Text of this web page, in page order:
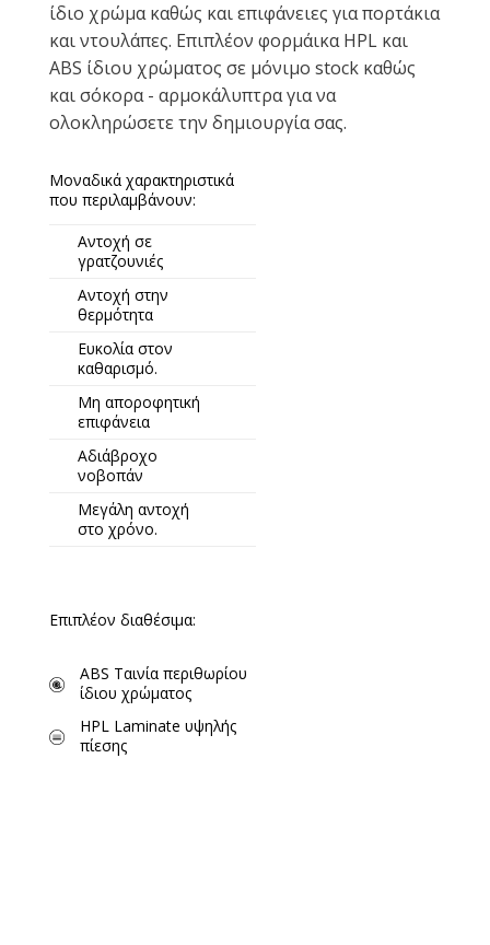
ίδιο χρώμα καθώς και επιφάνειες για πορτάκια
και ντουλάπες. Επιπλέον φορμάικα HPL και
ABS ίδιου χρώματος σε μόνιμο stock καθώς
και σόκορα - αρμοκάλυπτρα για να
ολοκληρώσετε την δημιουργία σας.
Μοναδικά χαρακτηριστικά
που περιλαμβάνουν:
Αντοχή σε
γρατζουνιές
Αντοχή στην
θερμότητα
Ευκολία στον
καθαρισμό.
Μη αποροφητική
επιφάνεια
Αδιάβροχο
νοβοπάν
Μεγάλη αντοχή
στο χρόνο.
Επιπλέον διαθέσιμα:
ABS Ταινία περιθωρίου
ίδιου χρώματος
HPL Laminate υψηλής
πίεσης